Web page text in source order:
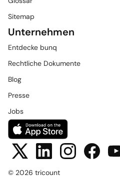
Sitemap
Unternehmen
Entdecke bunq
Rechtliche Dokumente
Blog
Presse
Jobs
© 2026 tricount